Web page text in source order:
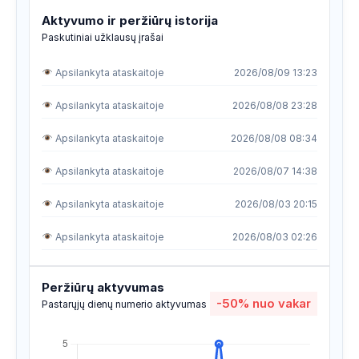
Aktyvumo ir peržiūrų istorija
Paskutiniai užklausų įrašai
Apsilankyta ataskaitoje 2026/08/09 13:23
Apsilankyta ataskaitoje 2026/08/08 23:28
Apsilankyta ataskaitoje 2026/08/08 08:34
Apsilankyta ataskaitoje 2026/08/07 14:38
Apsilankyta ataskaitoje 2026/08/03 20:15
Apsilankyta ataskaitoje 2026/08/03 02:26
Apsilankyta ataskaitoje 2026/08/02 04:54
Apsilankyta ataskaitoje 2026/08/01 06:33
Peržiūrų aktyvumas
Pastarųjų dienų numerio aktyvumas -50% nuo vakar